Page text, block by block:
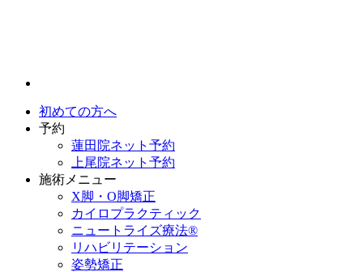
初めての方へ
予約
蓮田院ネット予約
上尾院ネット予約
施術メニュー
X脚・O脚矯正
カイロプラクティック
ニュートライズ療法®
リハビリテーション
姿勢矯正